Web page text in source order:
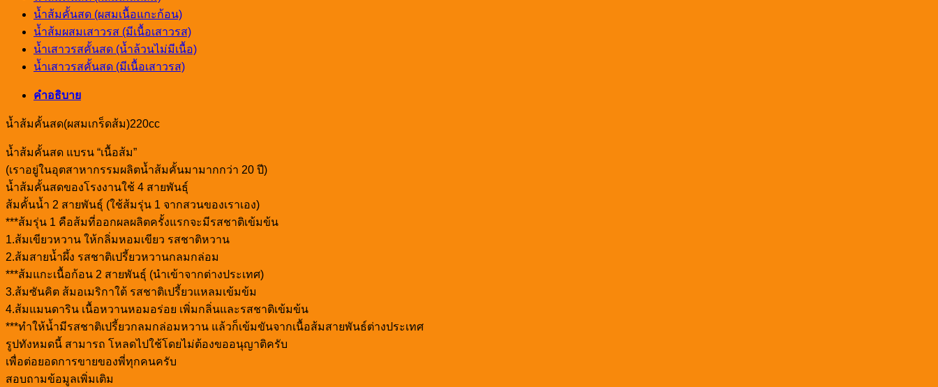
น้ำส้มคั้นสด (ผสมเนื้อแกะก้อน)
น้ำส้มผสมเสาวรส (มีเนื้อเสาวรส)
น้ำเสาวรสคั้นสด (น้ำล้วนไม่มีเนื้อ)
น้ำเสาวรสคั้นสด (มีเนื้อเสาวรส)
คำอธิบาย
น้ำส้มคั้นสด(ผสมเกร็ดส้ม)220cc
น้ำส้มคั้นสด แบรน “เนื้อส้ม”
(เราอยู่ในอุตสาหากรรมผลิตน้ำส้มคั้นมามากกว่า 20 ปี)
น้ำส้มคั้นสดของโรงงานใช้ 4 สายพันธ์ุ
ส้มคั้นน้ำ 2 สายพันธุ์ (ใช้ส้มรุ่น 1 จากสวนของเราเอง)
***ส้มรุ่น 1 คือส้มที่ออกผลผลิตครั้งแรกจะมีรสชาติเข้มข้น
1.ส้มเขียวหวาน ให้กลิ่มหอมเขียว รสชาติหวาน
2.ส้มสายน้ำผึ้ง รสชาติเปรี้ยวหวานกลมกล่อม
***ส้มแกะเนื้อก้อน 2 สายพันธุ์ (นำเข้าจากต่างประเทศ)
3.ส้มซันคิต ส้มอเมริกาใต้ รสชาติเปรี้ยวแหลมเข้มข้ม
4.ส้มแมนดาริน เนื้อหวานหอมอร่อย เพิ่มกลิ่นและรสชาติเข้มข้น
***ทำให้น้ำมีรสชาติเปรี้ยวกลมกล่อมหวาน แล้วก็เข้มขันจากเนื้อส้มสายพันธ์ต่างประเทศ
รูปทังหมดนี้ สามารถ โหลดไปใช้โดยไม่ต้องขออนุญาติครับ
เพื่อต่อยอดการขายของพี่ทุกคนครับ
สอบถามข้อมูลเพิ่มเติม